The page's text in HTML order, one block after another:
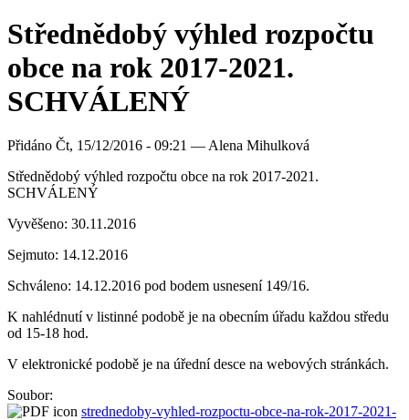
Střednědobý výhled rozpočtu
obce na rok 2017-2021.
SCHVÁLENÝ
Přidáno Čt, 15/12/2016 - 09:21 — Alena Mihulková
Střednědobý výhled rozpočtu obce na rok 2017-2021.
SCHVÁLENÝ
Vyvěšeno: 30.11.2016
Sejmuto: 14.12.2016
Schváleno: 14.12.2016 pod bodem usnesení 149/16.
K nahlédnutí v listinné podobě je na obecním úřadu každou středu
od 15-18 hod.
V elektronické podobě je na úřední desce na webových stránkách.
Soubor:
strednedoby-vyhled-rozpoctu-obce-na-rok-2017-2021-